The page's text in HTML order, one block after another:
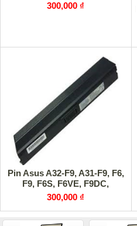
300,000 ₫
Pin Asus A32-F9, A31-F9, F6,
F9, F6S, F6VE, F9DC,
300,000 ₫